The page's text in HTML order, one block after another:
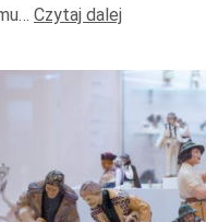
Czytaj dalej